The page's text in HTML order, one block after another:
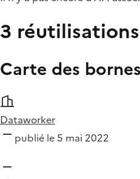
3
Carte des
Dataworker
publié le 5 mai 2022